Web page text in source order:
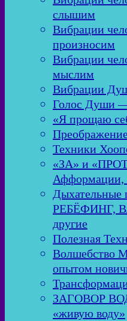
слышим
Вибрации
произносим
Вибрации
мыслим
Вибрации
Голос Души
«Я прощаю
Техники
«ЗА» и
РЕБЁФИНГ,
другие
Полезная
Волшебство
опытом
ЗАГОВОР
«живую воду»